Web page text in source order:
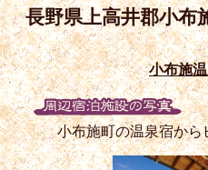
長野県上高井郡小布
小布施
小布施町の温泉宿か